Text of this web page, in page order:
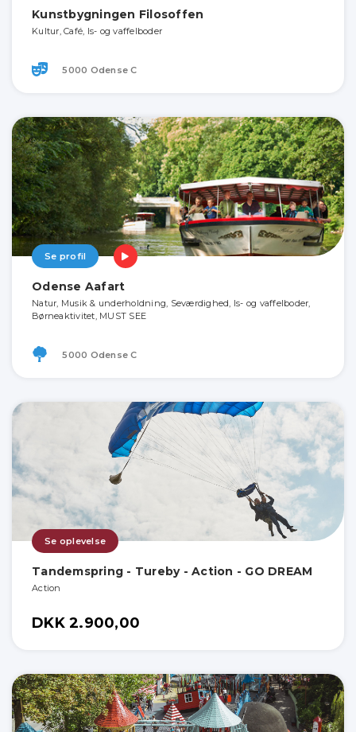
Kunstbygningen Filosoffen
Kultur, Café, Is- og vaffelboder
5000 Odense C
Se profil
Odense Aafart
Natur, Musik & underholdning, Seværdighed, Is- og vaffelboder,
Børneaktivitet, MUST SEE
5000 Odense C
Se oplevelse
Tandemspring - Tureby - Action - GO DREAM
Action
DKK 2.900,00